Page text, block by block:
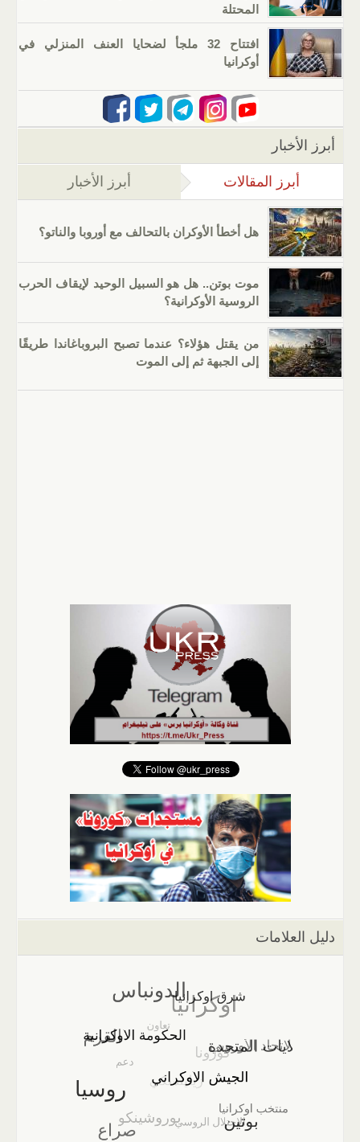
المحتلة
افتتاح 32 ملجأ لضحايا العنف المنزلي في
أوكرانيا
أبرز الأخبار
أبرز المقالات (علامة التبويب النشطة)
أبرز الأخبار
هل أخطأ الأوكران بالتحالف مع أوروبا والناتو؟
موت بوتن.. هل هو السبيل الوحيد لإيقاف الحرب
الروسية الأوكرانية؟
من يقتل هؤلاء؟ عندما تصبح البروباغاندا طريقًا
إلى الجبهة ثم إلى الموت
دليل العلامات